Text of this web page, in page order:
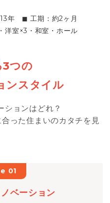
年 ◼︎ 工期：約2ヶ月
洋室×3・和室・ホール
3つの
ンスタイル
ションはどれ？
った住まいのカタチを見
01
ベーション